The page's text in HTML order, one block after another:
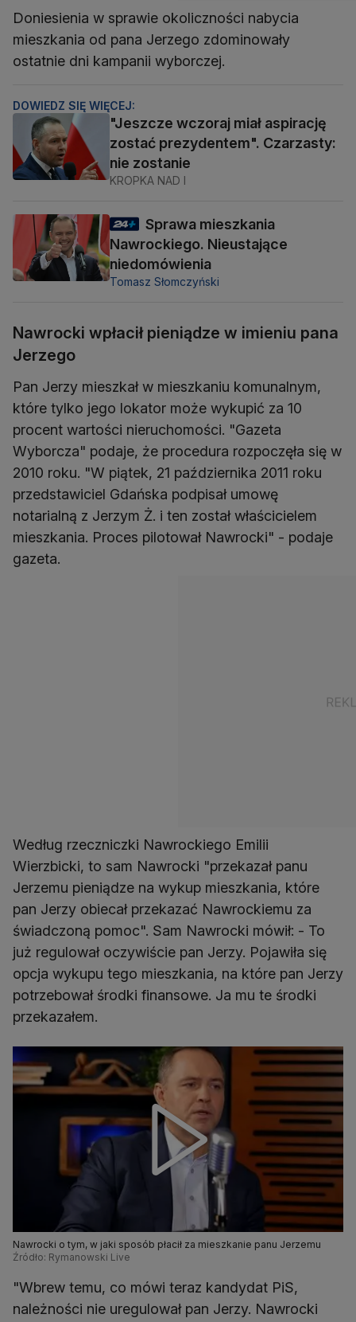
Doniesienia w sprawie okoliczności nabycia
mieszkania od pana Jerzego zdominowały
ostatnie dni kampanii wyborczej.
DOWIEDZ SIĘ WIĘCEJ:
"Jeszcze wczoraj miał aspirację
zostać prezydentem". Czarzasty:
nie zostanie
KROPKA NAD I
Sprawa mieszkania
Nawrockiego. Nieustające
niedomówienia
Tomasz Słomczyński
Nawrocki wpłacił pieniądze w imieniu pana
Jerzego
Pan Jerzy mieszkał w mieszkaniu komunalnym,
które tylko jego lokator może wykupić za 10
procent wartości nieruchomości. "Gazeta
Wyborcza" podaje, że procedura rozpoczęła się w
2010 roku. "W piątek, 21 października 2011 roku
przedstawiciel Gdańska podpisał umowę
notarialną z Jerzym Ż. i ten został właścicielem
mieszkania. Proces pilotował Nawrocki" - podaje
gazeta.
Według rzeczniczki Nawrockiego Emilii
Wierzbicki, to sam Nawrocki "przekazał panu
Jerzemu pieniądze na wykup mieszkania, które
pan Jerzy obiecał przekazać Nawrockiemu za
świadczoną pomoc". Sam Nawrocki mówił: - To
już regulował oczywiście pan Jerzy. Pojawiła się
opcja wykupu tego mieszkania, na które pan Jerzy
potrzebował środki finansowe. Ja mu te środki
przekazałem.
Nawrocki o tym, w jaki sposób płacił za mieszkanie panu Jerzemu
Źródło: Rymanowski Live
"Wbrew temu, co mówi teraz kandydat PiS,
należności nie uregulował pan Jerzy. Nawrocki